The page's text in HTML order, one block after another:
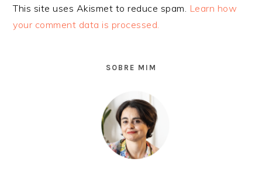
This site uses Akismet to reduce spam. Learn how
your comment data is processed.
SOBRE MIM